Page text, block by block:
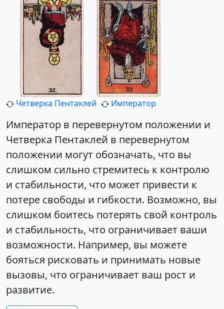
Четверка Пентаклей Император
Император в перевернутом положении и
Четверка Пентаклей в перевернутом
положении могут обозначать, что вы
слишком сильно стремитесь к контролю
и стабильности, что может привести к
потере свободы и гибкости. Возможно, вы
слишком боитесь потерять свой контроль
и стабильность, что ограничивает ваши
возможности. Например, вы можете
бояться рисковать и принимать новые
вызовы, что ограничивает ваш рост и
развитие.